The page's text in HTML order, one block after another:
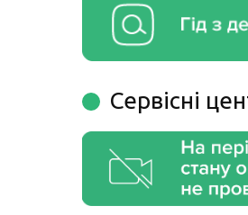
Сервiснi